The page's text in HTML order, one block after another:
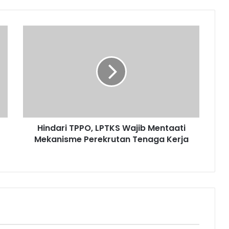
Hindari TPPO, LPTKS Wajib Mentaati
Mekanisme Perekrutan Tenaga Kerja